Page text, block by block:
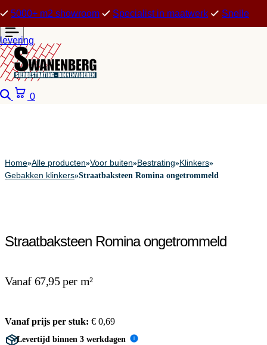
5000+ m2 showroom Specialist in maatwerk Snelle
levering
Zoeken
0
Home»Alle producten»Voor buiten»Bestrating»Klinkers»
Gebakken klinkers»Straatbaksteen Romina ongetrommeld
Straatbaksteen Romina ongetrommeld
Vanaf 67,95 per m²
Vanaf prijs per stuk: € 0,69
Levertijd binnen 3 werkdagen i